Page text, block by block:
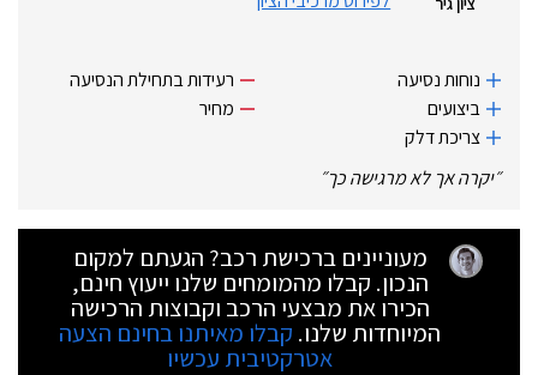
נוחות נסיעה
ביצועים
צריכת דלק
רעידות בתחילת הנסיעה
מחיר
״יקרה אך לא מרגישה כך״
מעוניינים ברכישת רכב? הגעתם למקום
הנכון. קבלו מהמומחים שלנו ייעוץ חינם,
הכירו את מבצעי הרכב וקבוצות הרכישה
המיוחדות שלנו. קבלו מאיתנו בחינם הצעה
אטרקטיבית עכשיו